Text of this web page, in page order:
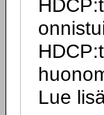
Lue